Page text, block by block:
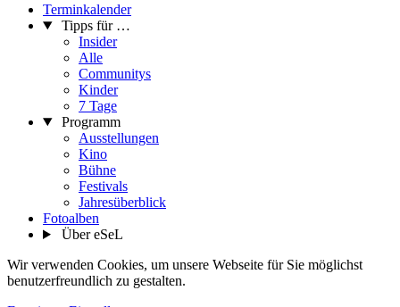
Terminkalender
Tipps für …
Insider
Alle
Communitys
Kinder
7 Tage
Programm
Ausstellungen
Kino
Bühne
Festivals
Jahresüberblick
Fotoalben
Über eSeL
Wir verwenden Cookies, um unsere Webseite für Sie möglichst
benutzerfreundlich zu gestalten.